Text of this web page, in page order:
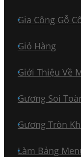
Gia Công Gỗ
Giỏ Hàng
Giới Thiệu Về
Gương Soi
Gương Tròn
Làm Bảng